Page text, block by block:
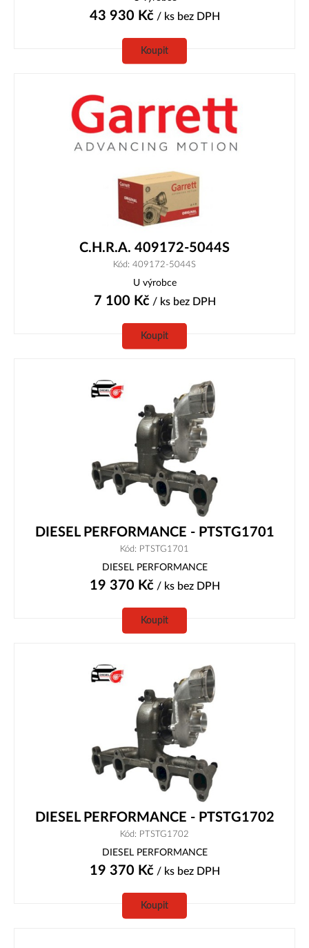
43 930 Kč/ ks bez DPH
Koupit
C.H.R.A. 409172-5044S
Kód: 409172-5044S
U výrobce
7 100 Kč/ ks bez DPH
Koupit
DIESEL PERFORMANCE - PTSTG1701
Kód: PTSTG1701
DIESEL PERFORMANCE
19 370 Kč/ ks bez DPH
Koupit
DIESEL PERFORMANCE - PTSTG1702
Kód: PTSTG1702
DIESEL PERFORMANCE
19 370 Kč/ ks bez DPH
Koupit